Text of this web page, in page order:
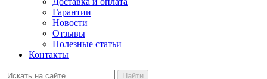
Гарантии
Новости
Отзывы
Полезные статьи
Контакты